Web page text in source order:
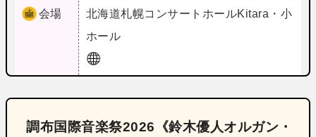
会場 北海道札幌コンサートホールKitara・小
ホール
調布国際音楽祭2026《鈴木優人オルガン・